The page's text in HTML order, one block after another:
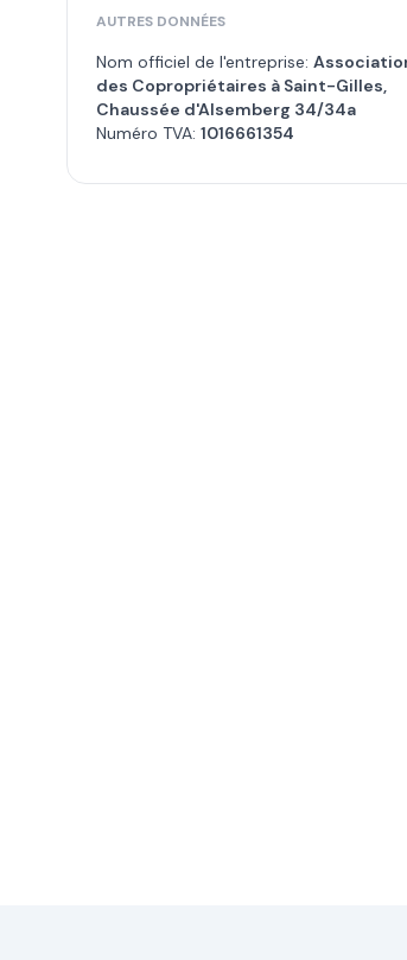
AUTRES DONNÉES
Nom officiel de l'entreprise:
des Copropriétaires à Saint-Gilles,
Chaussée d'Alsemberg 34/34a
Numéro TVA: 1016661354